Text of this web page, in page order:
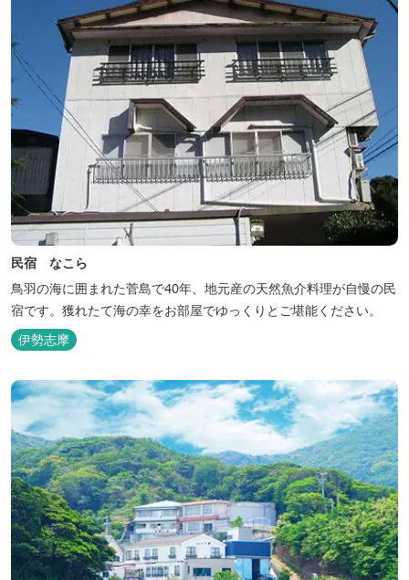
民宿 なこら
鳥羽の海に囲まれた菅島で40年、地元産の天然魚介料理が自慢の民
宿です。獲れたて海の幸をお部屋でゆっくりとご堪能ください。
伊勢志摩